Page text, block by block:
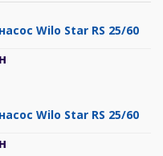
Wilo Star RS 25/60
Wilo Star RS 25/60